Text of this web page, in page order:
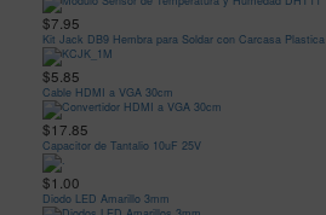
$7.95
Kit Jack DB9 Hembra para Soldar con Carcasa Plastica
$5.85
Cable HDMI a VGA 30cm
$17.85
Capacitor de Tantalio 10uF 25V
$1.00
Diodo LED Amarillo 3mm